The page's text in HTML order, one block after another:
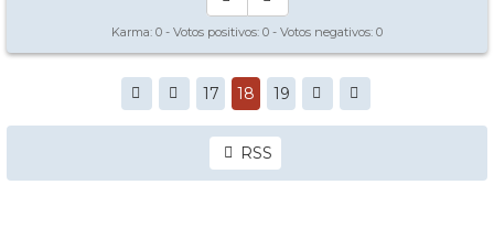
Karma: 0 - Votos positivos: 0 - Votos negativos: 0
17 18 19
RSS